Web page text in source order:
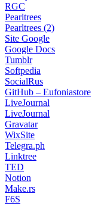
RGC
Pearltrees
Pearltrees (2)
Site Google
Google Docs
Tumblr
Softpedia
SocialRus
GitHub – Eufoniastore
LiveJournal
LiveJournal
Gravatar
WixSite
Telegra.ph
Linktree
TED
Notion
Make.rs
F6S